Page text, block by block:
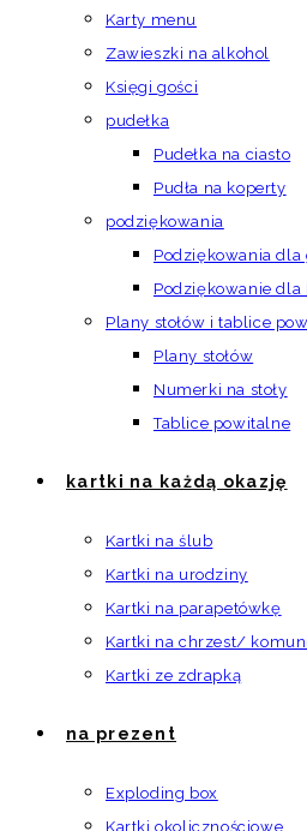
Karty menu
Zawieszki na alkohol
Księgi gości
pudełka
Pudełka na ciasto
Pudła na koperty
podziękowania
Podziękowania dla
Podziękowanie dla
Plany stołów i tablice
Plany stołów
Numerki na stoły
Tablice powitalne
kartki na każdą okazję
Kartki na ślub
Kartki na urodziny
Kartki na parapetówkę
Kartki na chrzest/
Kartki ze zdrapką
na prezent
Exploding box
Kartki okolicznościowe